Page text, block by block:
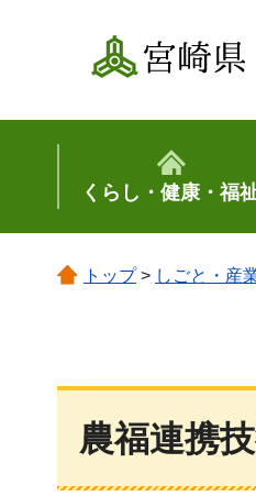
宮崎県
くらし・健康・福
トップ> しごと・産
農福連携